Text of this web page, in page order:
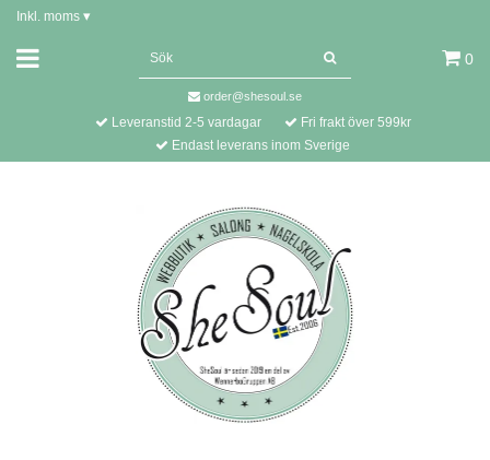
Inkl. moms ▾
0
order@shesoul.se
Leveranstid 2-5 vardagar
Fri frakt över 599kr
Endast leverans inom Sverige